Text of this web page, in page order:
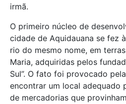
irmã.
O primeiro núcleo de
cidade de Aquidauana se fez
rio do mesmo nome, em
Maria, adquiridas pelos
Sul”. O fato foi provocado
encontrar um local adequado
de mercadorias que